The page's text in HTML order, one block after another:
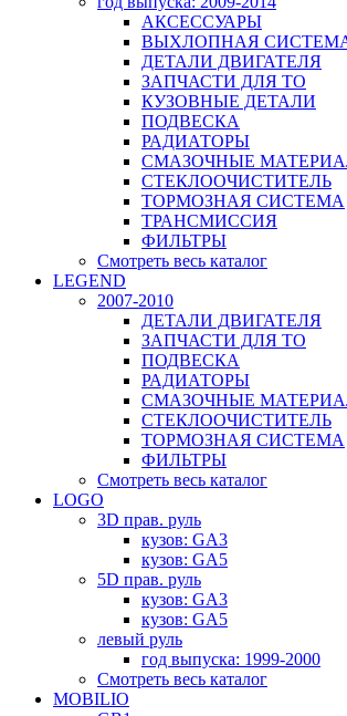
АКСЕССУАРЫ
ВЫХЛОПНАЯ
ДЕТАЛИ ДВИГАТЕЛЯ
ЗАПЧАСТИ ДЛЯ ТО
КУЗОВНЫЕ ДЕТАЛИ
ПОДВЕСКА
РАДИАТОРЫ
СМАЗОЧНЫЕ
СТЕКЛООЧИСТИТЕЛЬ
ТОРМОЗНАЯ СИСТЕМА
ТРАНСМИССИЯ
ФИЛЬТРЫ
Смотреть весь каталог
LEGEND
2007-2010
ДЕТАЛИ ДВИГАТЕЛЯ
ЗАПЧАСТИ ДЛЯ ТО
ПОДВЕСКА
РАДИАТОРЫ
СМАЗОЧНЫЕ
СТЕКЛООЧИСТИТЕЛЬ
ТОРМОЗНАЯ СИСТЕМА
ФИЛЬТРЫ
Смотреть весь каталог
LOGO
3D прав. руль
кузов: GA3
кузов: GA5
5D прав. руль
кузов: GA3
кузов: GA5
левый руль
год выпуска: 1999-2000
Смотреть весь каталог
MOBILIO